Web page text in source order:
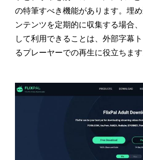
の特筆すべき機能があります。埋
ンテンツを定期的に収集する場合
して利用できることは、外部字幕
るプレーヤーでの再生に役立ちます